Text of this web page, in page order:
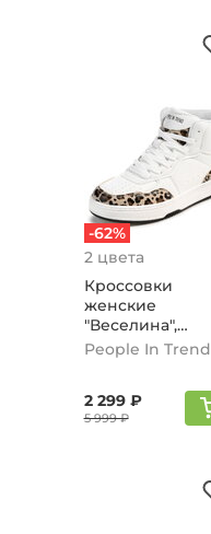
-62%
2 цвета
Кроссовки
женские
"Веселина",
Леопард
People In Trend
2 299 ₽
5 999 ₽